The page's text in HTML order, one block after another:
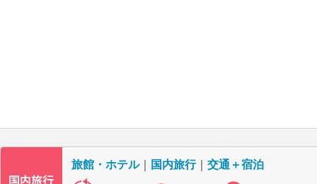
旅館・ホテル｜ 国内旅行｜ 交通＋宿泊